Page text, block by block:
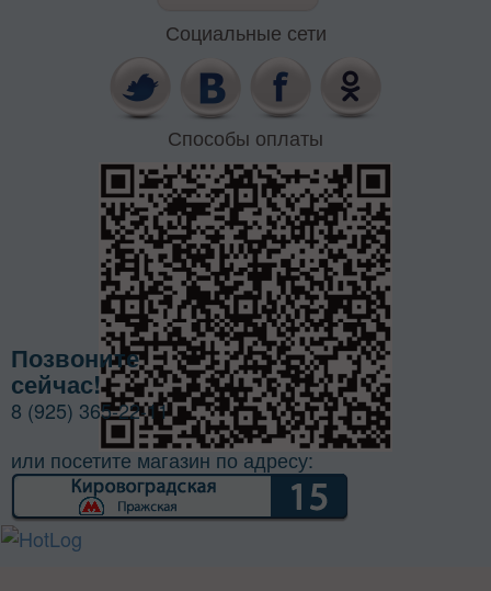
Социальные сети
Способы оплаты
Позвоните
сейчас!
8 (925) 365-22-11
или посетите магазин по адресу: